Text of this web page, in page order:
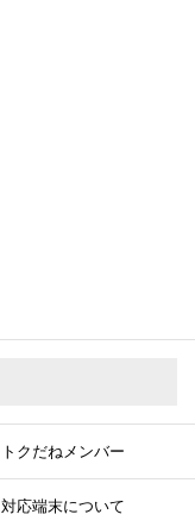
トクだねメンバー
対応端末について